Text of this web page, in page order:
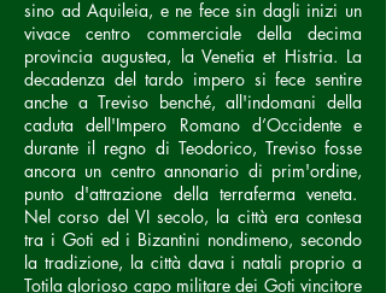
sino ad Aquileia, e ne fece sin dagli inizi un
vivace centro commerciale della decima
provincia augustea, la Venetia et Histria. La
decadenza del tardo impero si fece sentire
anche a Treviso benché, all'indomani della
caduta dell'Impero Romano d’Occidente e
durante il regno di Teodorico, Treviso fosse
ancora un centro annonario di prim'ordine,
punto d'attrazione della terraferma veneta.
Nel corso del VI secolo, la città era contesa
tra i Goti ed i Bizantini nondimeno, secondo
la tradizione, la città dava i natali proprio a
Totila glorioso capo militare dei Goti vincitore